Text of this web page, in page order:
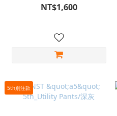
NT$1,600
5th別注款